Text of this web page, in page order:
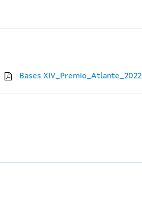
Bases XIV_Premio_Atlante_2022